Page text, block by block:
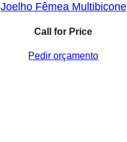
Joelho Fêmea Multibicone
Call for Price
Pedir orçamento